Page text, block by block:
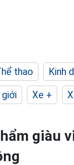
thao Kinh
Xe +
giàu